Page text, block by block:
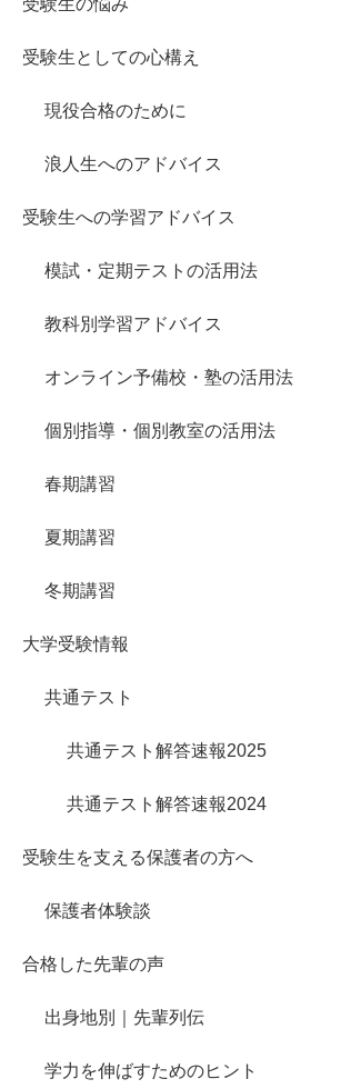
受験生の悩み
受験生としての心構え
現役合格のために
浪人生へのアドバイス
受験生への学習アドバイス
模試・定期テストの活用法
教科別学習アドバイス
オンライン予備校・塾の活用法
個別指導・個別教室の活用法
春期講習
夏期講習
冬期講習
大学受験情報
共通テスト
共通テスト解答速報2025
共通テスト解答速報2024
受験生を支える保護者の方へ
保護者体験談
合格した先輩の声
出身地別｜先輩列伝
学力を伸ばすためのヒント